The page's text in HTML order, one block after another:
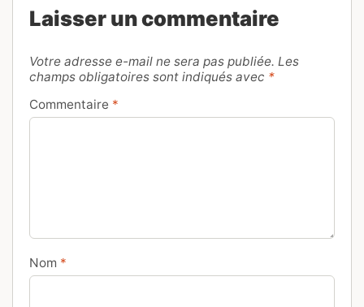
Laisser un commentaire
Votre adresse e-mail ne sera pas publiée. Les
champs obligatoires sont indiqués avec *
Commentaire *
Nom *